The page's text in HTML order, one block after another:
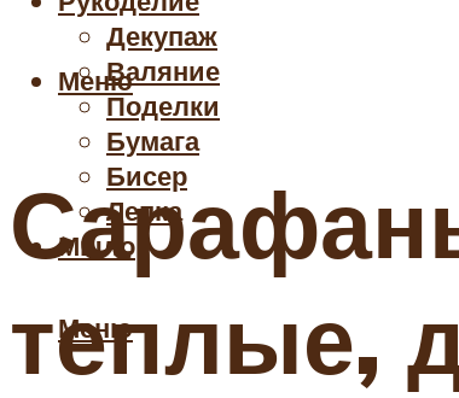
Декупаж
Валяние
Поделки
Бумага
Бисер
Лепка
Мыло
Меню
Меню
теплые,